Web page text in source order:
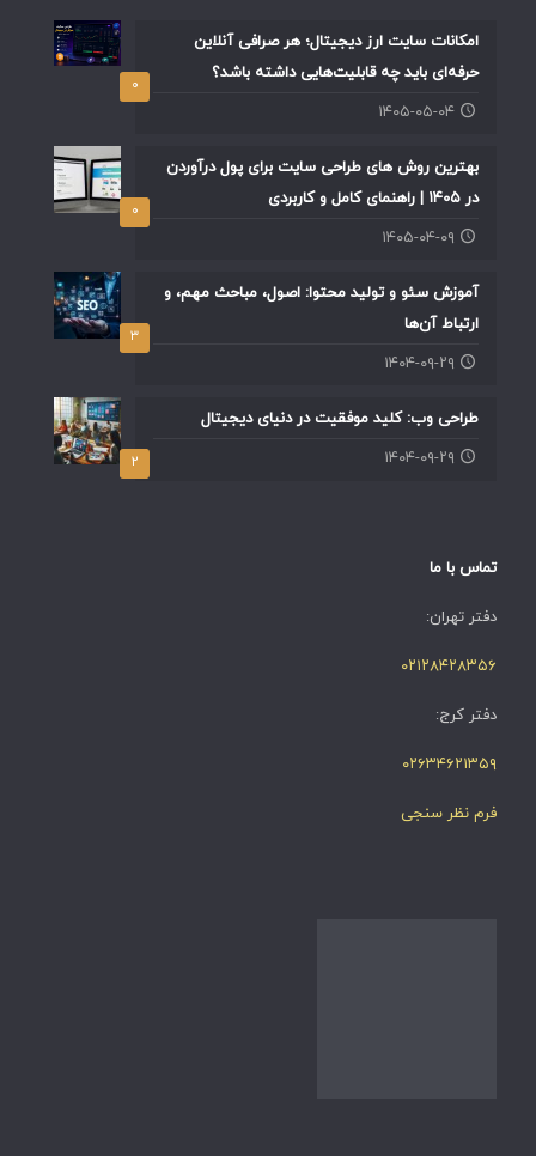
۰
امکانات سایت ارز دیجیتال؛ هر صرافی آنلاین
حرفه‌ای باید چه قابلیت‌هایی داشته باشد؟
۱۴۰۵-۰۵-۰۴
۰
بهترین روش های طراحی سایت برای پول درآوردن
در ۱۴۰۵ | راهنمای کامل و کاربردی
۱۴۰۵-۰۴-۰۹
۳
آموزش سئو و تولید محتوا: اصول، مباحث مهم، و
ارتباط آن‌ها
۱۴۰۴-۰۹-۲۹
۲
طراحی وب: کلید موفقیت در دنیای دیجیتال
۱۴۰۴-۰۹-۲۹
تماس با ما
دفتر تهران:
۰۲۱۲۸۴۲۸۳۵۶
دفتر کرج:
۰۲۶۳۴۶۲۱۳۵۹
فرم نظر سنجی